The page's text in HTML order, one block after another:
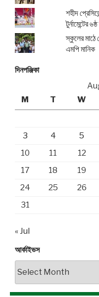
শহীদ
টুর্নামেন্টের
স্কুলের মাঠে
এমপি মানিক
দিনপঞ্জিকা
M
T W
3
4 5
10
11 12
17
18 19
24
25 26
31
« Jul
আর্কাইভস